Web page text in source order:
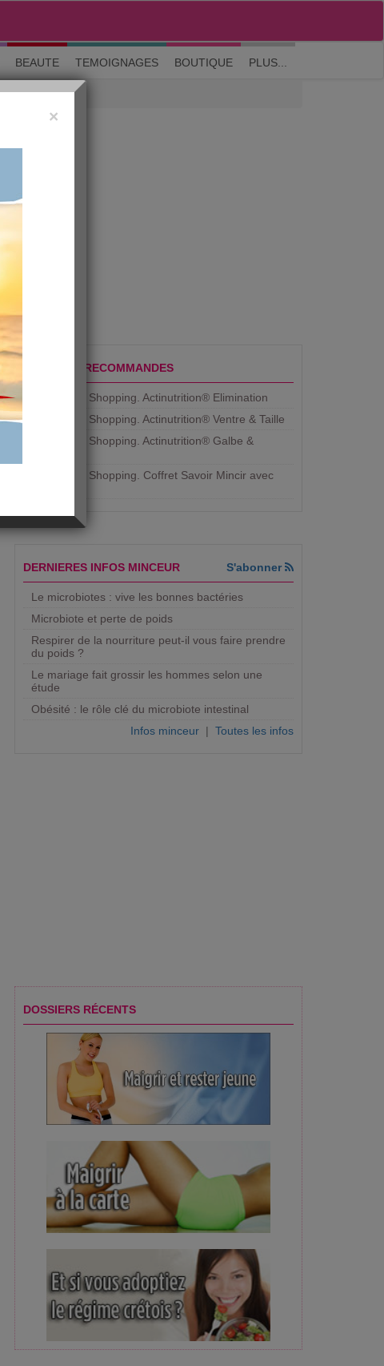
M'inscrire| Me connecter| ? Visite guidée
BEAUTE TEMOIGNAGES BOUTIQUE PLUS...
PRODUITS RECOMMANDES
Aujourdhui Shopping. Actinutrition® Elimination
Aujourdhui Shopping. Actinutrition® Ventre & Taille
Aujourdhui Shopping. Actinutrition® Galbe &
Aujourdhui Shopping. ​Coffret Savoir Mincir avec
DERNIERES INFOS MINCEUR S'abonner
Le microbiotes : vive les bonnes bactéries
Microbiote et perte de poids
Respirer de la nourriture peut-il vous faire prendre
du poids ?
Le mariage fait grossir les hommes selon une
étude
Obésité : le rôle clé du microbiote intestinal
Infos minceur | Toutes les infos
DOSSIERS RÉCENTS
×